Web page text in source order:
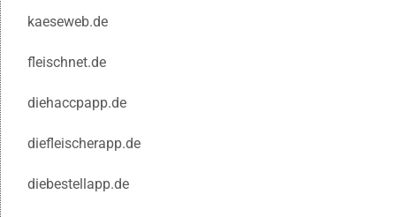
kaeseweb.de
fleischnet.de
diehaccpapp.de
diefleischerapp.de
diebestellapp.de